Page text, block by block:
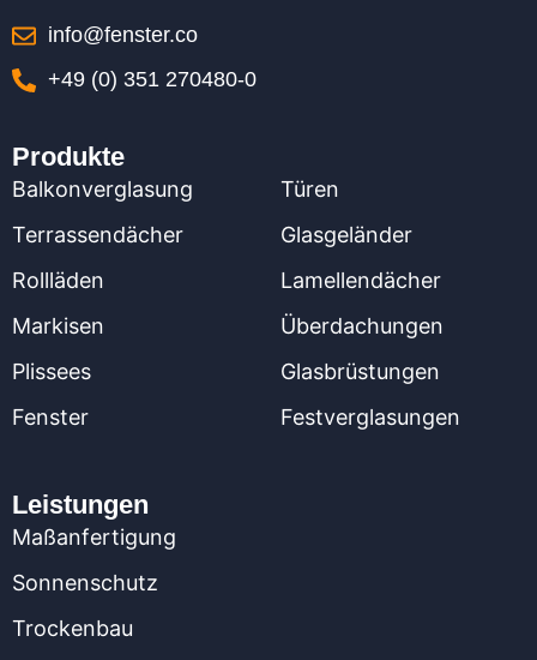
info@fenster.co
+49 (0) 351 270480-0
Produkte
Balkonverglasung
Terrassendächer
Rollläden
Markisen
Plissees
Fenster
Türen
Glasgeländer
Lamellendächer
Überdachungen
Glasbrüstungen
Festverglasungen
Leistungen
Maßanfertigung
Sonnenschutz
Trockenbau